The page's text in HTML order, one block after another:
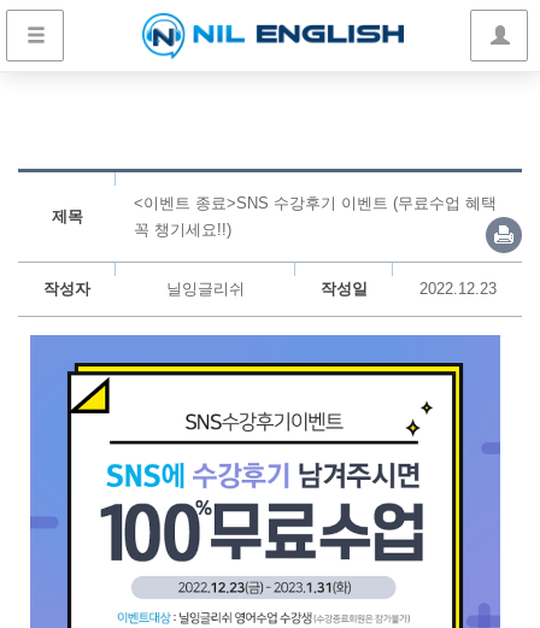
제목
<이벤트 종료>SNS 수강후기 이벤트 (무료수업 혜택
꼭 챙기세요!!)
작성자 닐잉글리쉬 작성일 2022.12.23